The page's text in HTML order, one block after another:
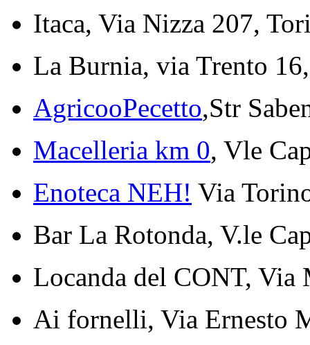
Itaca, Via Nizza 207,
La Burnia, via Trento
AgricooPecetto,Str
Macelleria km 0, Vle
Enoteca NEH! Via
Bar La Rotonda, V.le
Locanda del CONT, Via
Ai fornelli, Via Ernesto